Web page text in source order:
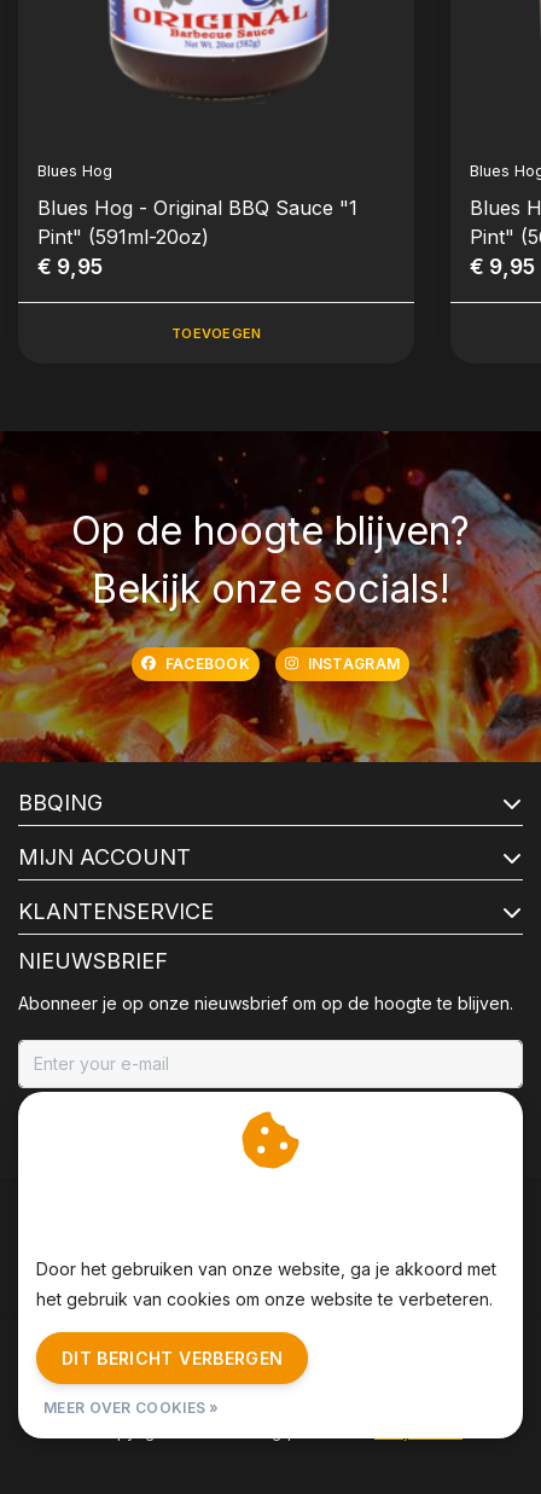
Blues Hog
Blues Hog - Original BBQ Sauce "1
Pint" (591ml-20oz)
€ 9,95
TOEVOEGEN
Blues
Blues
Pint"
€ 9,95
Op de hoogte blijven?
Bekijk onze socials!
FACEBOOK INSTAGRAM
BBQING
MIJN ACCOUNT
KLANTENSERVICE
NIEUWSBRIEF
Abonneer je op onze nieuwsbrief om op de hoogte te blijven.
Algemene voorwaarden | Disclaimer
Sitemap
| RSS Feed
Door het gebruiken van onze website, ga je akkoord met
het gebruik van cookies om onze website te verbeteren.
DIT BERICHT VERBERGEN
MEER OVER COOKIES »